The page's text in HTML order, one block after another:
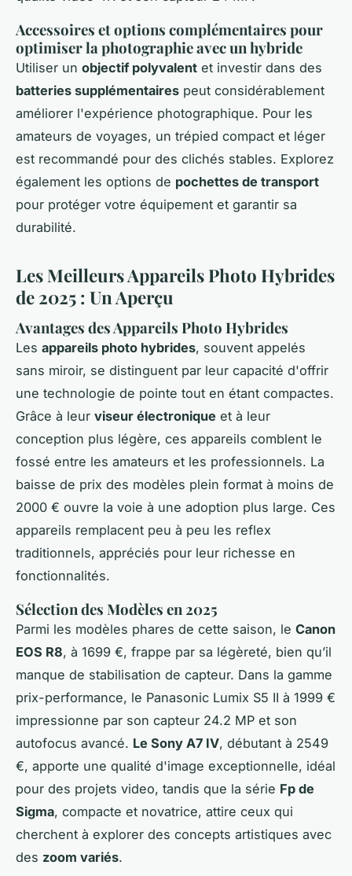
Accessoires et options complémentaires pour
optimiser la photographie avec un hybride
Utiliser un objectif polyvalent et investir dans des
batteries supplémentaires peut considérablement
améliorer l'expérience photographique. Pour les
amateurs de voyages, un trépied compact et léger
est recommandé pour des clichés stables. Explorez
également les options de pochettes de transport
pour protéger votre équipement et garantir sa
durabilité.
Les Meilleurs Appareils Photo Hybrides
de 2025 : Un Aperçu
Avantages des Appareils Photo Hybrides
Les appareils photo hybrides, souvent appelés
sans miroir, se distinguent par leur capacité d'offrir
une technologie de pointe tout en étant compactes.
Grâce à leur viseur électronique et à leur
conception plus légère, ces appareils comblent le
fossé entre les amateurs et les professionnels. La
baisse de prix des modèles plein format à moins de
2000 € ouvre la voie à une adoption plus large. Ces
appareils remplacent peu à peu les reflex
traditionnels, appréciés pour leur richesse en
fonctionnalités.
Sélection des Modèles en 2025
Parmi les modèles phares de cette saison, le Canon
EOS R8, à 1699 €, frappe par sa légèreté, bien qu’il
manque de stabilisation de capteur. Dans la gamme
prix-performance, le Panasonic Lumix S5 II à 1999 €
impressionne par son capteur 24.2 MP et son
autofocus avancé. Le Sony A7 IV, débutant à 2549
€, apporte une qualité d'image exceptionnelle, idéal
pour des projets video, tandis que la série Fp de
Sigma, compacte et novatrice, attire ceux qui
cherchent à explorer des concepts artistiques avec
des zoom variés.